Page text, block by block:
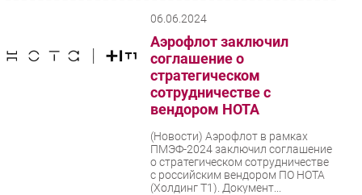
06.06.2024
Аэрофлот заключил
соглашение о
стратегическом
сотрудничестве с
вендором НОТА
(Новости) Аэрофлот в рамках
ПМЭФ-2024 заключил соглашение
о стратегическом сотрудничестве
с российским вендором ПО НОТА
(Холдинг Т1). Документ...